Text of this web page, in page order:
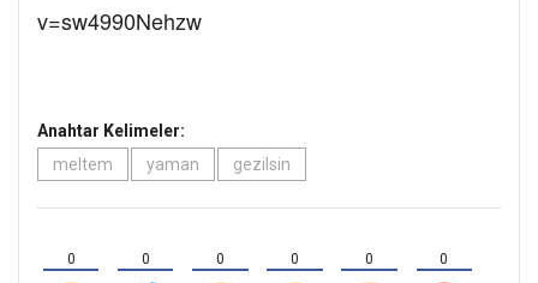
v=sw4990Nehzw
Anahtar Kelimeler:
meltem
yaman gezilsin
0 0 0 0 0 0